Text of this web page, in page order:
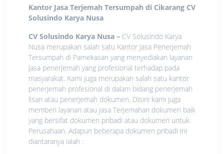
Kantor Jasa Terjemah Tersumpah di Cikarang CV
Solusindo Karya Nusa
CV Solusindo Karya Nusa – CV Solusindo Karya
Nusa merupakan salah satu Kantor Jasa Penerjemah
Tersumpah di Pamekasan yang menyediakan layanan
jasa penerjemah yang profesional terhadap pada
masyarakat. Kami juga merupakan salah satu kantor
penerjemah profesional di dalam bidang penerjemah
lisan atau penerjemah dokumen. Disini kami juga
memberi layanan atau jasa Terjemahan dokumen baik
yang bersifat dokumen pribadi atau dokumen untuk
Perusahaan. Adapun beberapa dokumen pribadi ini
diantaranya ialah :